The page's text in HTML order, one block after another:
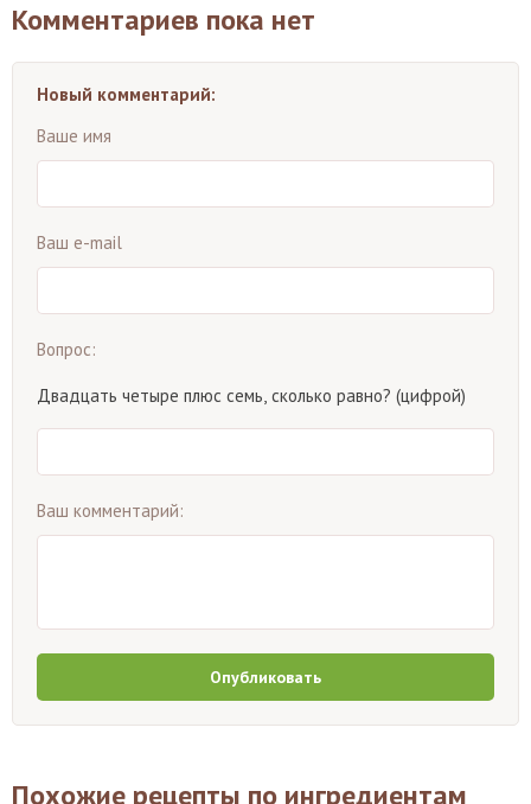
Комментариев пока нет
Новый комментарий:
Ваше имя
Ваш e-mail
Вопрос:
Двадцать четыре плюс семь, сколько равно? (цифрой)
Ваш комментарий:
Опубликовать
Похожие рецепты по ингредиентам